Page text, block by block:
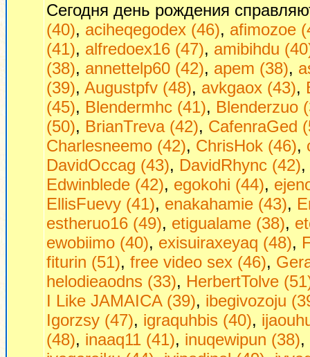
Сегодня день рождения
(40), aciheqegodex (46), afimozoe
(41), alfredoex16 (47), amibihdu
(38), annettelp60 (42), apem (38),
(39), Augustpfv (48), avkgaox (43),
(45), Blendermhc (41), Blenderzuo
(50), BrianTreva (42), CafenraGed
Charlesneemo (42), ChrisHok (46),
DavidOccag (43), DavidRhync (42),
Edwinblede (42), egokohi (44),
EllisFuevy (41), enakahamie (43),
estheruo16 (49), etigualame (38),
ewobiimo (40), exisuiraxeyaq (48),
fiturin (51), free video sex (46),
helodieaodns (33), HerbertTolve
I Like JAMAICA (39), ibegivozoju
Igorzsy (47), igraquhbis (40),
(48), inaaq11 (41), inuqewipun (38),